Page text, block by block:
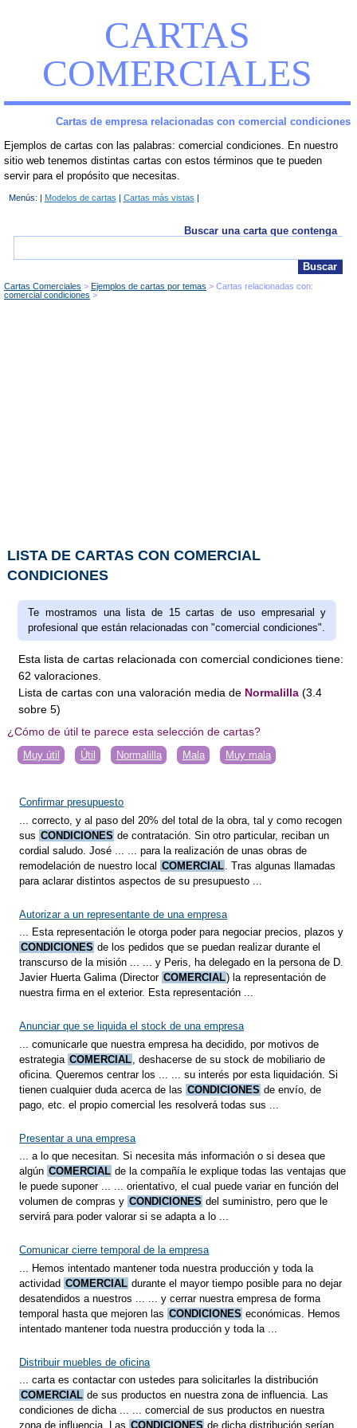
CARTAS
COMERCIALES
Cartas de empresa relacionadas con comercial condiciones
Ejemplos de cartas con las palabras: comercial condiciones. En nuestro
sitio web tenemos distintas cartas con estos términos que te pueden
servir para el propósito que necesitas.
Menús: | Modelos de cartas Cartas más vistas
Buscar una carta que contenga
Cartas Comerciales Ejemplos de cartas por temas
Cartas relacionadas con:
comercial condiciones
LISTA DE CARTAS CON COMERCIAL
CONDICIONES
Te mostramos una lista de 15 cartas de uso empresarial y
profesional que están relacionadas con "comercial condiciones".
Esta lista de cartas relacionada con comercial condiciones tiene:
62 valoraciones
Lista de cartas con una valoración media de Normalilla (3.4
sobre5)
¿Cómo de útil te parece esta selección de cartas?
Muy útil Útil Normalilla Mala Muy mala
Confirmar presupuesto
... correcto, y al paso del 20% del total de la obra, tal y como recogen
sus CONDICIONES de contratación. Sin otro particular, reciban un
cordial saludo. José ... ... para la realización de unas obras de
remodelación de nuestro local COMERCIAL . Tras algunas llamadas
para aclarar distintos aspectos de su presupuesto ...
Autorizar a un representante de una empresa
... Esta representación le otorga poder para negociar precios, plazos y
CONDICIONES de los pedidos que se puedan realizar durante el
transcurso de la misión ... ... y Peris, ha delegado en la persona de D.
Javier Huerta Galima (Director COMERCIAL) la representación de
nuestra firma en el exterior. Esta representación ...
Anunciar que se liquida el stock de una empresa
... comunicarle que nuestra empresa ha decidido, por motivos de
estrategia COMERCIAL , deshacerse de su stock de mobiliario de
oficina. Queremos centrar los ... ... su interés por esta liquidación. Si
tienen cualquier duda acerca de las CONDICIONES de envío, de
pago, etc. el propio comercial les resolverá todas sus ...
Presentar a una empresa
... a lo que necesitan. Si necesita más información o si desea que
algún COMERCIAL de la compañía le explique todas las ventajas que
le puede suponer ... ... orientativo, el cual puede variar en función del
volumen de compras y CONDICIONES del suministro, pero que le
servirá para poder valorar si se adapta a lo ...
Comunicar cierre temporal de la empresa
... Hemos intentado mantener toda nuestra producción y toda la
actividad COMERCIAL durante el mayor tiempo posible para no dejar
desatendidos a nuestros ... ... y cerrar nuestra empresa de forma
temporal hasta que mejoren las CONDICIONES económicas. Hemos
intentado mantener toda nuestra producción y toda la ...
Distribuir muebles de oficina
... carta es contactar con ustedes para solicitarles la distribución
COMERCIAL de sus productos en nuestra zona de influencia. Las
condiciones de dicha ... ... comercial de sus productos en nuestra
zona de influencia. Las CONDICIONES de dicha distribución serían